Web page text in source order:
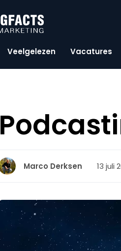
Veelgelezen Vacatures
Marco Derksen 13 juli